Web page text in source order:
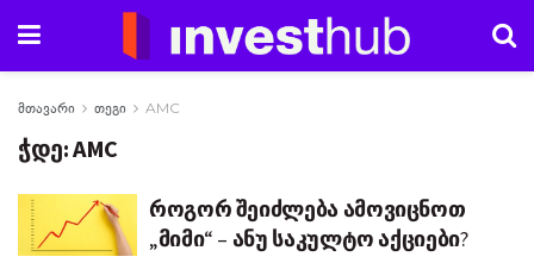
მთავარი თეგი AMC
ჭდე:AMC
როგორ შეიძლება ამოვიცნოთ
„მიმი“ – ანუ საკულტო აქციები?